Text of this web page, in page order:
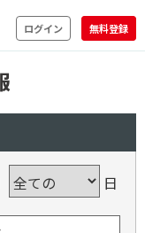
ログイン 無料登録
日